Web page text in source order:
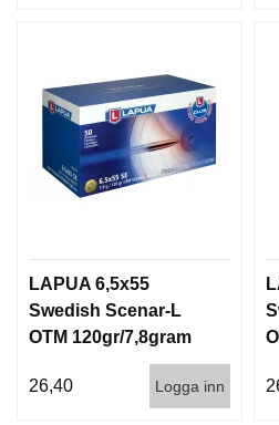
LAPUA 6,5x55
Swedish Scenar-L
OTM 120gr/7,8gram
26,40
Logga inn